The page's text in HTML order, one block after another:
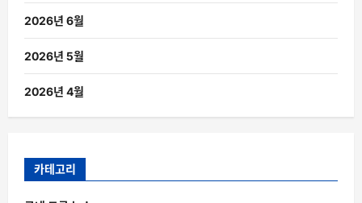
2026년 6월
2026년 5월
2026년 4월
카테고리